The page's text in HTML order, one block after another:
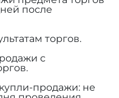
после
торгов.
с
продажи: не